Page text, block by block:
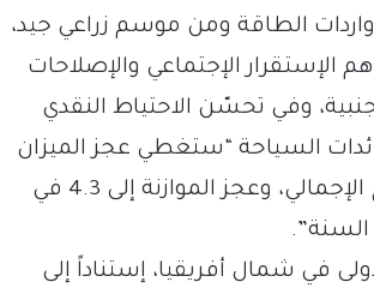
الطاقة ومن موسم زراعي جيد،
الإستقرار الإجتماعي والإصلاحات
وفي تحسّن الاحتياط النقدي
السياحة “ستغطي عجز الميزان
التجاري الذي سينخفض إلى 3.3 في المئة من الناتج الإجمالي، وعجز الموازنة إلى 4.3 في
في شمال أفريقيا، إستناداً إلى